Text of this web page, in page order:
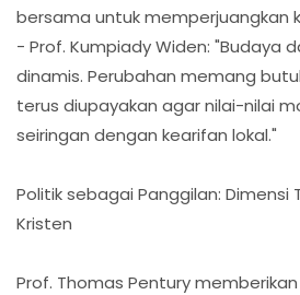
bersama untuk memperjuangkan
- Prof. Kumpiady Widen: "Budaya
dinamis. Perubahan memang
terus diupayakan agar nilai-nilai
seiringan dengan kearifan lokal."
Politik sebagai Panggilan: Dimensi
Kristen
Prof. Thomas Pentury